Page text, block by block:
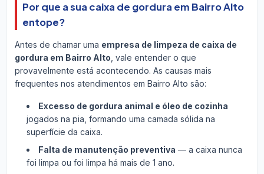
Por que a sua caixa de gordura em Bairro Alto
entope?
Antes de chamar uma empresa de limpeza de caixa de
gordura em Bairro Alto , vale entender o que
provavelmente está acontecendo. As causas mais
frequentes nos atendimentos em Bairro Alto são:
Excesso de gordura animal e óleo de cozinha
jogados na pia, formando uma camada sólida na
superfície da caixa.
Falta de manutenção preventiva — a caixa nunca
foi limpa ou foi limpa há mais de 1 ano.